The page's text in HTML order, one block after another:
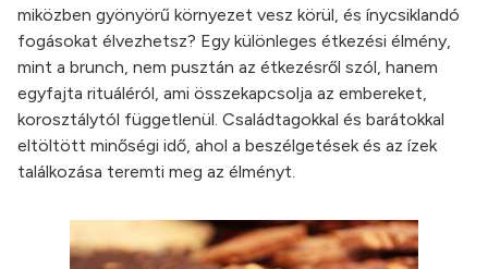
miközben gyönyörű környezet vesz körül, és ínycsiklandó
fogásokat élvezhetsz? Egy különleges étkezési élmény,
mint a brunch, nem pusztán az étkezésről szól, hanem
egyfajta rituáléról, ami összekapcsolja az embereket,
korosztálytól függetlenül. Családtagokkal és barátokkal
eltöltött minőségi idő, ahol a beszélgetések és az ízek
találkozása teremti meg az élményt.